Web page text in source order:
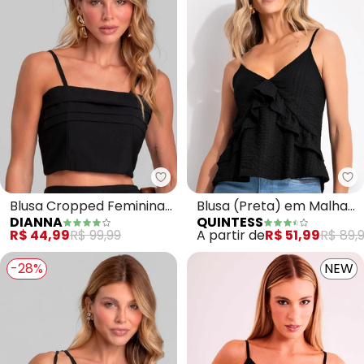
Dianna - Blusa Cropped
Blusa Cropped Feminina
de Alça Regulável (Preto)
DIANNA
R$ 44,99R$ 99,99
Blusa (Preta) em Malha
Texturizada
QUINTESS
A partir deR$ 51,99R$
-28%
NEW